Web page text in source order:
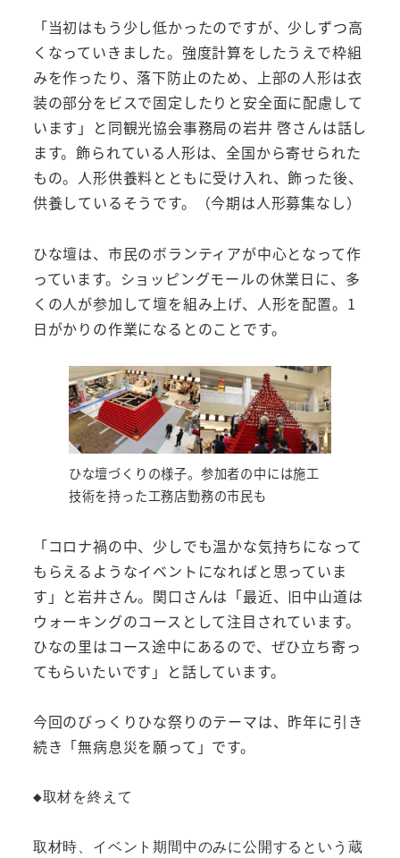
「当初はもう少し低かったのですが、少しずつ高
くなっていきました。強度計算をしたうえで枠組
みを作ったり、落下防止のため、上部の人形は衣
装の部分をビスで固定したりと安全面に配慮して
います」と同観光協会事務局の岩井 啓さんは話し
ます。飾られている人形は、全国から寄せられた
もの。人形供養料とともに受け入れ、飾った後、
供養しているそうです。（今期は人形募集なし）
ひな壇は、市民のボランティアが中心となって作
っています。ショッピングモールの休業日に、多
くの人が参加して壇を組み上げ、人形を配置。1
日がかりの作業になるとのことです。
ひな壇づくりの様子。参加者の中には施工
技術を持った工務店勤務の市民も
「コロナ禍の中、少しでも温かな気持ちになって
もらえるようなイベントになればと思っていま
す」と岩井さん。関口さんは「最近、旧中山道は
ウォーキングのコースとして注目されています。
ひなの里はコース途中にあるので、ぜひ立ち寄っ
てもらいたいです」と話しています。
今回のびっくりひな祭りのテーマは、昨年に引き
続き「無病息災を願って」です。
◆取材を終えて
取材時、イベント期間中のみに公開するという蔵